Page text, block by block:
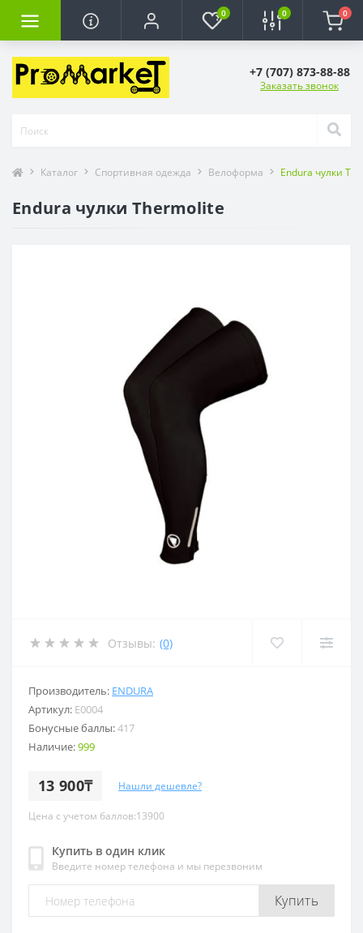
0 0 0
+7 (707) 873-88-88
Заказать звонок
Каталог Спортивная одежда Велоформа Endura чулки
Endura чулки Thermolite
Отзывы: (0)
Производитель: ENDURA
Артикул: E0004
Бонусные баллы:417
Наличие:999
13 900₸ Нашли дешевле?
Цена с учетом баллов:13900
Купить в один клик
Введите номер телефона и мы перезвоним
Купить